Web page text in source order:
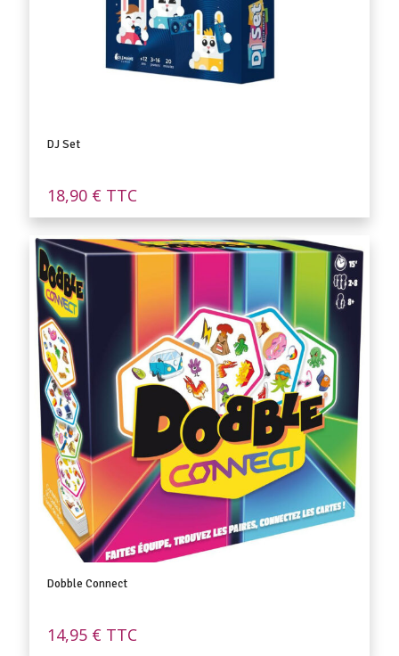
DJ Set
18,90 € TTC
Dobble Connect
14,95 € TTC